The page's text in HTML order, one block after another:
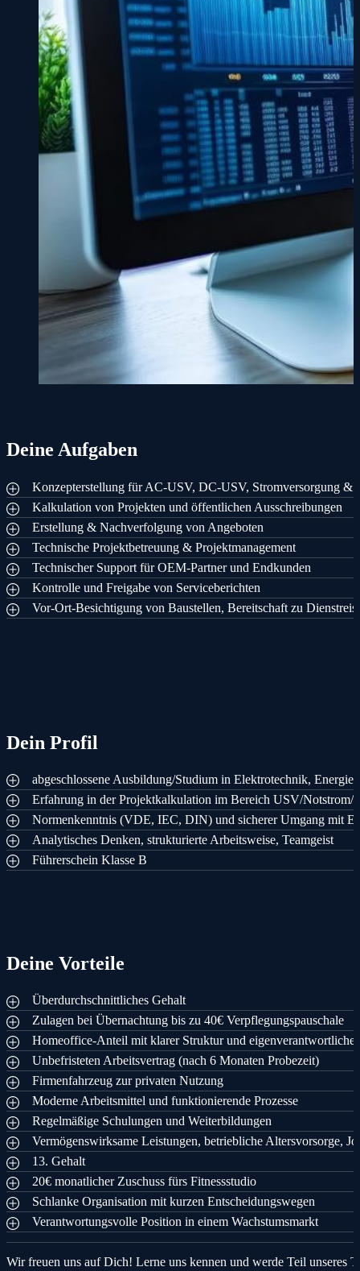
Deine Aufgaben
Konzepterstellung für AC-USV, DC-USV, Stromversorgung &
Kalkulation von Projekten und öffentlichen Ausschreibungen
Erstellung & Nachverfolgung von Angeboten
Technische Projektbetreuung & Projektmanagement
Technischer Support für OEM-Partner und Endkunden
Kontrolle und Freigabe von Serviceberichten
Vor-Ort-Besichtigung von Baustellen, Bereitschaft zu
Dein Profil
abgeschlossene Ausbildung/Studium in Elektrotechnik,
Erfahrung in der Projektkalkulation im Bereich USV/Notstrom/
Normenkenntnis (VDE, IEC, DIN) und sicherer Umgang mit
Analytisches Denken, strukturierte Arbeitsweise, Teamgeist
Führerschein Klasse B
Deine Vorteile
Überdurchschnittliches Gehalt
Zulagen bei Übernachtung bis zu 40€ Verpflegungspauschale
Homeoffice-Anteil mit klarer Struktur und
Unbefristeten Arbeitsvertrag (nach 6 Monaten Probezeit)
Firmenfahrzeug zur privaten Nutzung
Moderne Arbeitsmittel und funktionierende Prozesse
Regelmäßige Schulungen und Weiterbildungen
Vermögenswirksame Leistungen, betriebliche Altersvorsorge,
13. Gehalt
20€ monatlicher Zuschuss fürs Fitnessstudio
Schlanke Organisation mit kurzen Entscheidungswegen
Verantwortungsvolle Position in einem Wachstumsmarkt
Wir freuen uns auf Dich! Lerne uns kennen und werde Teil unseres